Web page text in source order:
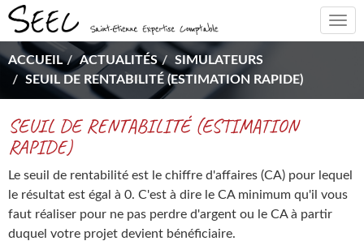
ACCUEIL
ACTUALITÉS
SIMULATEURS
SEUIL DE RENTABILITÉ (ESTIMATION RAPIDE)
SEUIL DE RENTABILITÉ (ESTIMATION
RAPIDE)
Le seuil de rentabilité est le chiffre d'affaires (CA) pour lequel
le résultat est égal à 0. C'est à dire le CA minimum qu'il vous
faut réaliser pour ne pas perdre d'argent ou le CA à partir
duquel votre projet devient bénéficiaire.